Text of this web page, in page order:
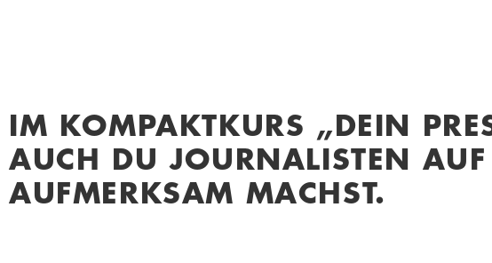
IM KOMPAKTKURS „DEIN
AUCH DU JOURNALISTEN
AUFMERKSAM MACHST.